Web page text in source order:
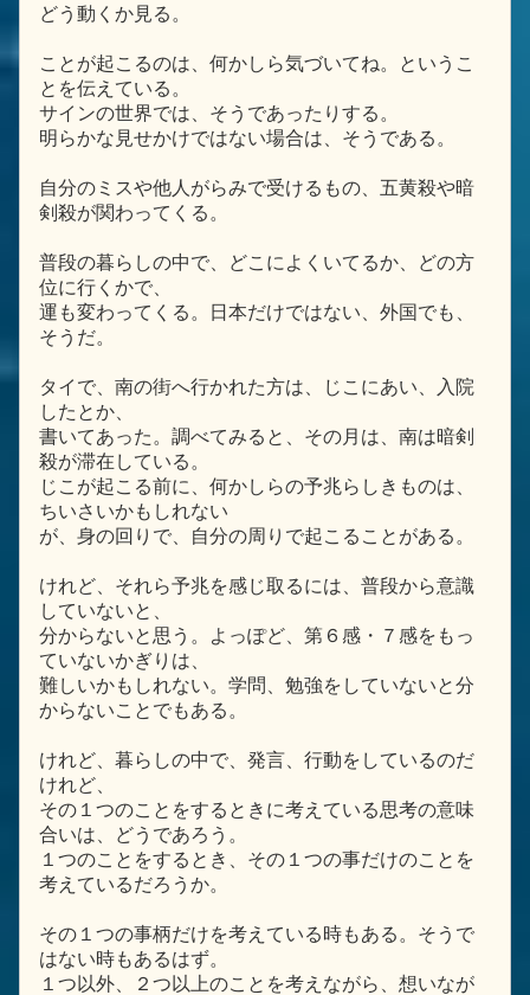
どう動くか見る。
ことが起こるのは、何かしら気づいてね。というこ
とを伝えている。
サインの世界では、そうであったりする。
明らかな見せかけではない場合は、そうである。
自分のミスや他人がらみで受けるもの、五黄殺や暗
剣殺が関わってくる。
普段の暮らしの中で、どこによくいてるか、どの方
位に行くかで、
運も変わってくる。日本だけではない、外国でも、
そうだ。
タイで、南の街へ行かれた方は、じこにあい、入院
したとか、
書いてあった。調べてみると、その月は、南は暗剣
殺が滞在している。
じこが起こる前に、何かしらの予兆らしきものは、
ちいさいかもしれない
が、身の回りで、自分の周りで起こることがある。
けれど、それら予兆を感じ取るには、普段から意識
していないと、
分からないと思う。よっぽど、第６感・７感をもっ
ていないかぎりは、
難しいかもしれない。学問、勉強をしていないと分
からないことでもある。
けれど、暮らしの中で、発言、行動をしているのだ
けれど、
その１つのことをするときに考えている思考の意味
合いは、どうであろう。
１つのことをするとき、その１つの事だけのことを
考えているだろうか。
その１つの事柄だけを考えている時もある。そうで
はない時もあるはず。
１つ以外、２つ以上のことを考えながら、想いなが